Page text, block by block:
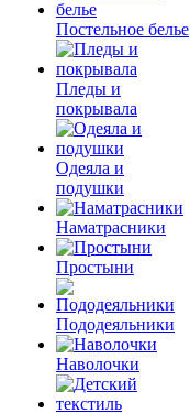
Постельное белье
Пледы и
покрывала
Одеяла и
подушки
Наматрасники
Простыни
Пододеяльники
Наволочки